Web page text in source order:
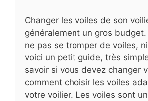
Changer les voiles de son
généralement un gros
ne pas se tromper de voiles,
voici un petit guide, très
savoir si vous devez changer
comment choisir les voiles
votre voilier. Les voiles sont